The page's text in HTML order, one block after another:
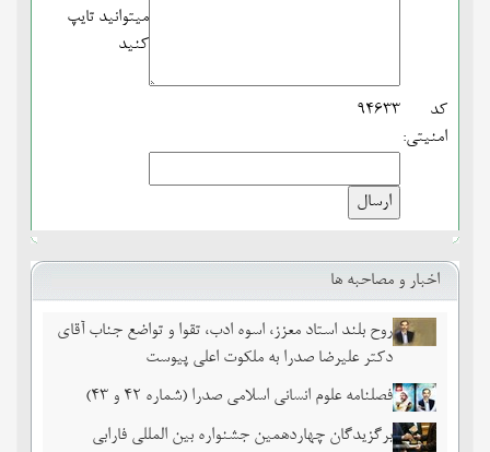
میتوانید تایپ
کنید
کد
امنیتی:
94633
اخبار و مصاحبه ها
روح بلند استاد معزز، اسوه ادب، تقوا و تواضع جناب آقای
دکتر علیرضا صدرا به ملکوت اعلی پیوست
فصلنامه علوم انسانی اسلامی صدرا (شماره 42 و 43)
برگزیدگان چهاردهمین جشنواره بین المللی فارابی